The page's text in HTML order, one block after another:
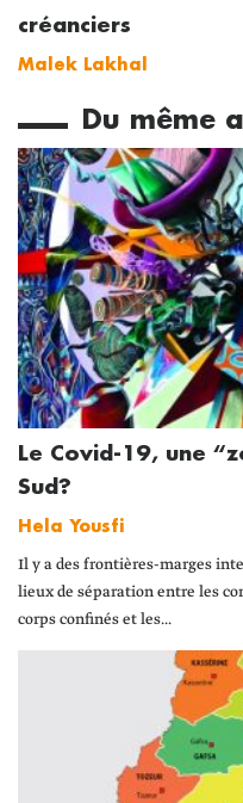
créanciers
Malek Lakhal
Du même
Le Covid-19, une
Sud?
Hela Yousfi
Il y a des frontières-marges
lieux de séparation entre les
corps confinés et les...